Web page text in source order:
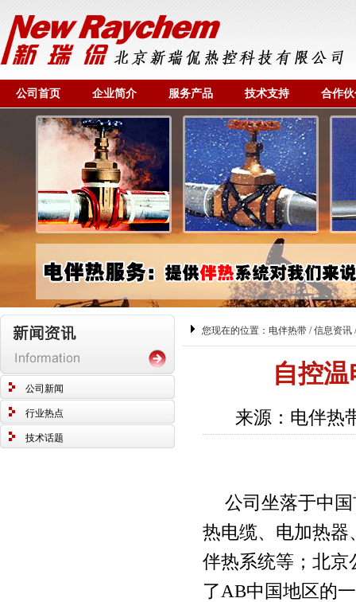
公司首页 企业简介 服务产品 技术支持 合作
公司新闻
行业热点
技术话题
您现在的位置： 电伴热带 /信息资讯
自控
来源：电伴
公司坐落于中
热电缆、电加热器
伴热系统等；北京
了AB中国地区的